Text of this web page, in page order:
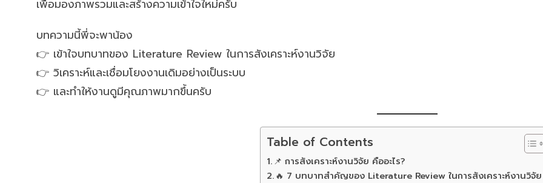
เพื่อมองภาพรวมและสร้างความเข้าใจใหม่ครับ
บทความนี้พี่จะพาน้อง
👉 เข้าใจบทบาทของ Literature Review ในการสังเคราะห์งานวิจัย
👉 วิเคราะห์และเชื่อมโยงงานเดิมอย่างเป็นระบบ
👉 และทำให้งานดูมีคุณภาพมากขึ้นครับ
Table of Contents
📌 การสังเคราะห์งานวิจัย คืออะไร?
🔥 7 บทบาทสำคัญของ Literature Review ในการสังเคราะห์งานวิจัย